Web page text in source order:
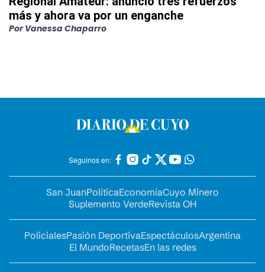
más y ahora va por un enganche
Por Vanessa Chaparro
Seguinos en:
San JuanPolíticaEconomíaCuyo Minero
Suplemento VerdeRevista OH
PolicialesPasión DeportivaEspectáculosArgentina
El MundoRecetasEn las redes